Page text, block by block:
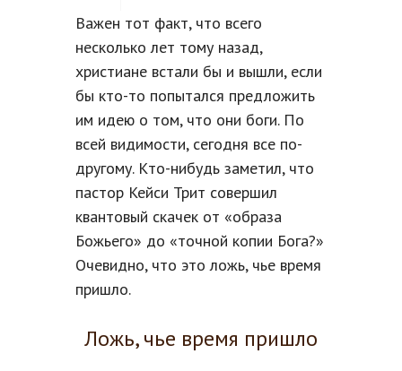
Важен тот факт, что всего
несколько лет тому назад,
христиане встали бы и вышли, если
бы кто-то попытался предложить
им идею о том, что они боги. По
всей видимости, сегодня все по-
другому. Кто-нибудь заметил, что
пастор Кейси Трит совершил
квантовый скачек от «образа
Божьего» до «точной копии Бога?»
Очевидно, что это ложь, чье время
пришло.
Ложь, чье время пришло